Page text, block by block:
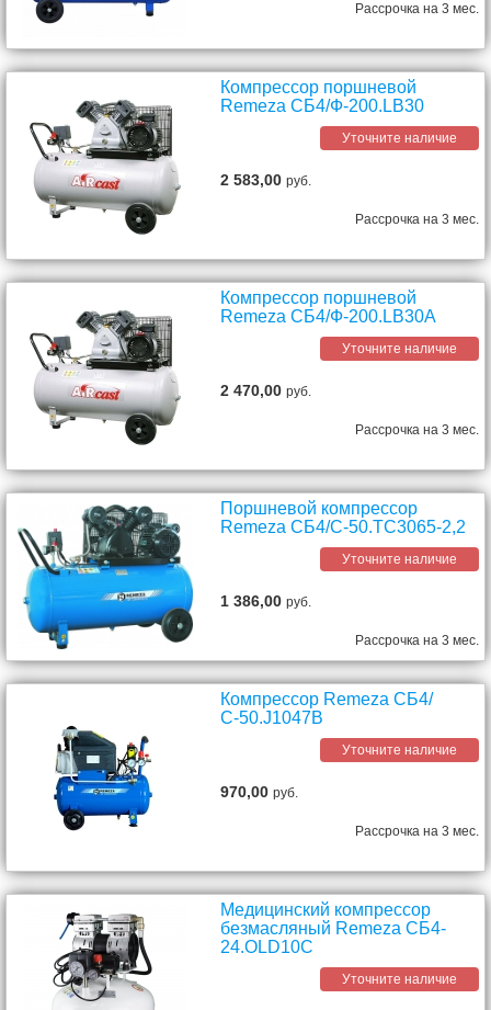
Рассрочка на 3 мес.
Компрессор поршневой
Remeza СБ4/Ф-200.LB30
Уточните наличие
2 583,00руб.
Рассрочка на 3 мес.
Компрессор поршневой
Remeza СБ4/Ф-200.LB30A
Уточните наличие
2 470,00руб.
Рассрочка на 3 мес.
Поршневой компрессор
Remeza СБ4/С-50.ТС3065-2,2
Уточните наличие
1 386,00руб.
Рассрочка на 3 мес.
Компрессор Remeza СБ4/
С-50.J1047B
Уточните наличие
970,00руб.
Рассрочка на 3 мес.
Медицинский компрессор
безмасляный Remeza СБ4-
24.OLD10C
Уточните наличие